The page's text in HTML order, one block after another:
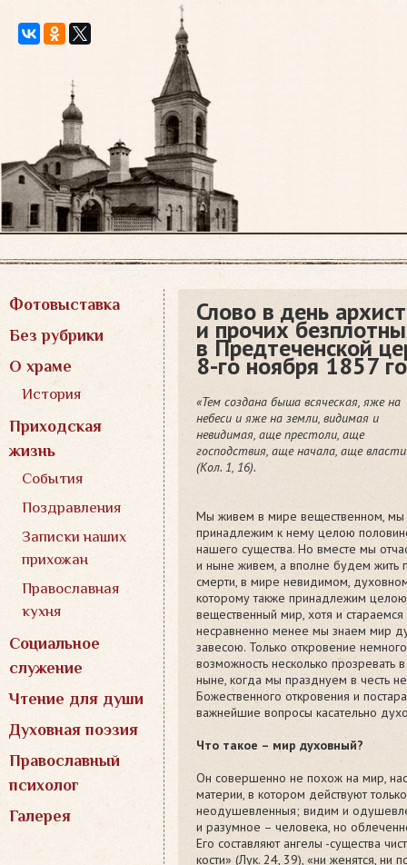
Фотовыставка
Без рубрики
О храме
История
Приходская
жизнь
События
Поздравления
Записки наших
прихожан
Православная
кухня
Социальное
служение
Чтение для души
Духовная поэзия
Православный
психолог
Галерея
Слово в день
и прочих
в Предтеченской
8-го ноября 1857
«Тем создана быша всяческая, яже на
небеси и яже на земли, видимая и
невидимая, аще престоли, аще
господствия, аще начала, аще
(Кол. 1, 16).
Мы живем в мире вещественном, мы
принадлежим к нему целою
нашего существа. Но вместе мы
и ныне живем, а вполне будем жить
смерти, в мире невидимом,
которому также принадлежим
вещественный мир, хотя и
несравненно менее мы знаем мир
завесою. Только откровение
возможность несколько прозревать
ныне, когда мы празднуем в честь
Божественного откровения и
важнейшие вопросы касательно
Что такое – мир духовный?
Он совершенно не похож на мир,
материи, в котором действуют
неодушевленныя; видим и
и разумное – человека, но
Его составляют ангелы -существа
кости» (Лук. 24, 39), «ни женятся, ни